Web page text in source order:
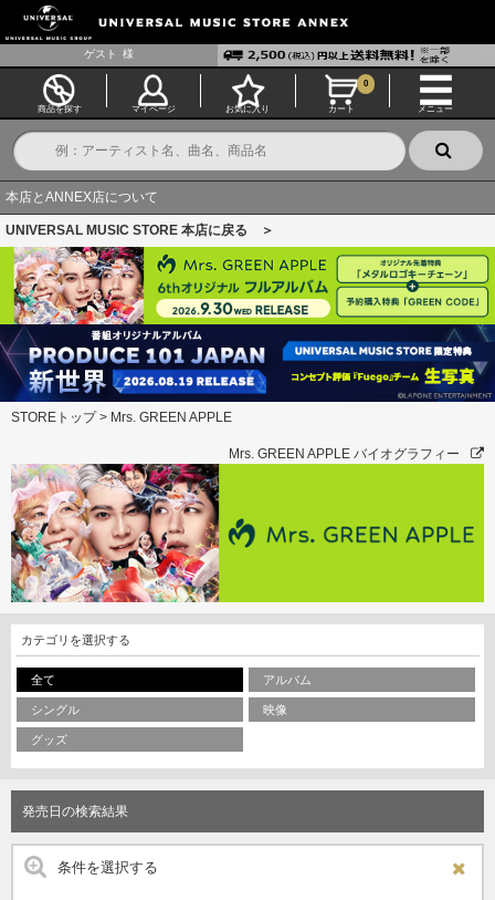
ゲスト 様
商品を探す マイページ お気に入り カート
0
メニュー
本店とANNEX店について
UNIVERSAL MUSIC STORE 本店に戻る ＞
STOREトップ> Mrs. GREEN APPLE
Mrs. GREEN APPLE バイオグラフィー
カテゴリを選択する
全て アルバム
シングル 映像
グッズ
発売日の検索結果
条件を選択する